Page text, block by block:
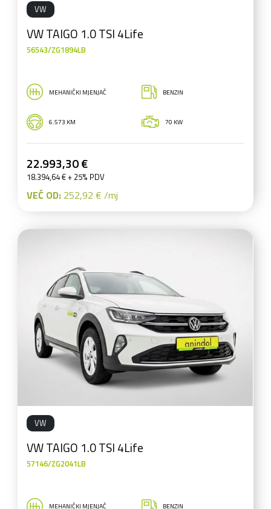
VW
VW TAIGO 1.0 TSI 4Life
56543/ZG1894LB
MEHANIČKI MJENJAČ BENZIN
6.573 KM 70 KW
22.993,30 €
18.394,64 € + 25% PDV
VEĆ OD: 252,92 € /mj
VW
VW TAIGO 1.0 TSI 4Life
57146/ZG2041LB
MEHANIČKI MJENJAČ BENZIN